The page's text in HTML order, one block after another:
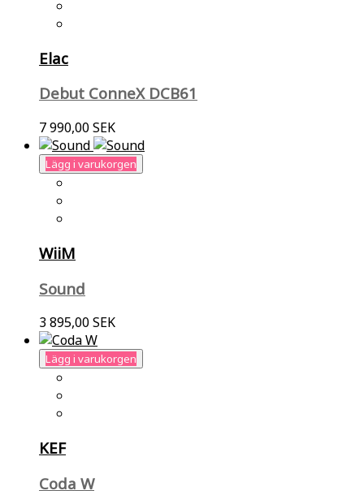
Elac
Debut ConneX DCB61
7 990,00 SEK
Lägg i varukorgen
WiiM
Sound
3 895,00 SEK
Lägg i varukorgen
KEF
Coda W